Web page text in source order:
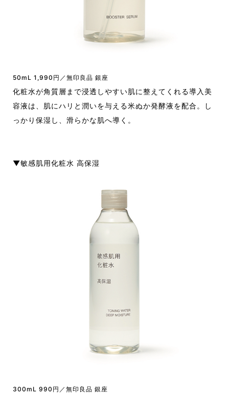
50mL 1,990円／無印良品 銀座
化粧水が角質層まで浸透しやすい肌に整えてくれる導入美
容液は、肌にハリと潤いを与える米ぬか発酵液を配合。し
っかり保湿し、滑らかな肌へ導く。
▼敏感肌用化粧水 高保湿
300mL 990円／無印良品 銀座